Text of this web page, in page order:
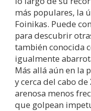
más populares, la
Foinikas. Puede
para descubrir
también conocida
igualmente
Más allá aún en la
y cerca del cabo
arenosa menos
que golpean